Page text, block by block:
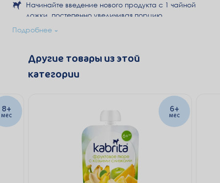
Начинайте введение нового продукта с 1 чайной
ложки, постепенно увеличивая порцию.
Не оставляйте детей без присмотра во время
замораживать.
Перед употреблением рекомендуется помять
Подробнее
Другие товары из этой
категории
8+
мес
6+
мес